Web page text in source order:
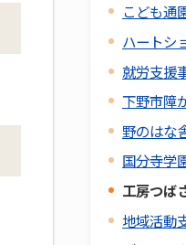
こども通
ハートシ
就労支援
下野市障
野のはな
国分寺学
工房つば
地域活動